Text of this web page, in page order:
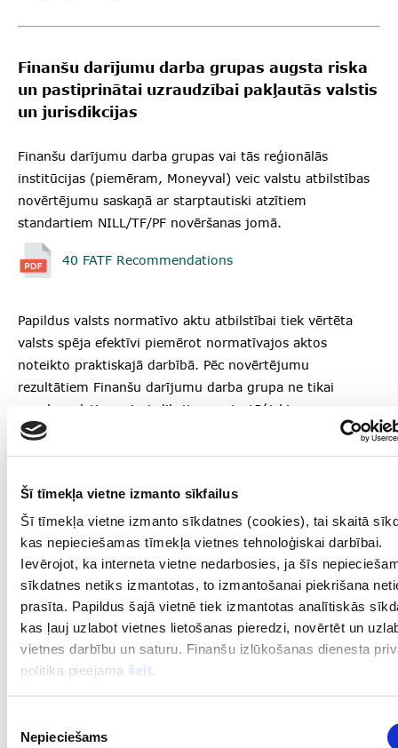
Šī tīmekļa vietne izmanto sīkfailus
Šī tīmekļa vietne izmanto sīkdatnes (cookies), tai skaitā
kas nepieciešamas tīmekļa vietnes tehnoloģiskai darbībai.
Ievērojot, ka interneta vietne nedarbosies, ja šīs
sīkdatnes netiks izmantotas, to izmantošanai piekrišana
prasīta. Papildus šajā vietnē tiek izmantotas analītiskās
kas ļauj uzlabot vietnes lietošanas pieredzi, novērtēt un
vietnes darbību un saturu. Finanšu izlūkošanas dienesta
politika pieejama šeit.
izvēle
Nepieciešams
Finanšu darījumu darba grupas augsta riska
un pastiprinātai uzraudzībai pakļautās valstis
un jurisdikcijas
Finanšu darījumu darba grupas vai tās reģionālās
institūcijas (piemēram, Moneyval) veic valstu atbilstības
novērtējumu saskaņā ar starptautiski atzītiem
standartiem NILL/TF/PF novēršanas jomā.
40 FATF Recommendations
Papildus valsts normatīvo aktu atbilstībai tiek vērtēta
valsts spēja efektīvi piemērot normatīvajos aktos
noteikto praktiskajā darbībā. Pēc novērtējumu
rezultātiem Finanšu darījumu darba grupa ne tikai
nosaka valstis un jurisdikcijas ar stratēģiskiem
trūkumiem NILL/TF/PF novēršanas sistēmās, bet arī
aktīvi sadarbojas ar valstīm, lai palīdzētu tām novērst
starptautiskajai finanšu sistēmai.
Finanšu darījumu darba grupa ir izveidojusi un uztur
divus sarakstus:
Augsta riska jurisdikciju saraksts
Pastiprinātās uzraudzības jurisdiksciju saraksts
Eiropas Komisija 2022. gada 7. janvārī pieņēma